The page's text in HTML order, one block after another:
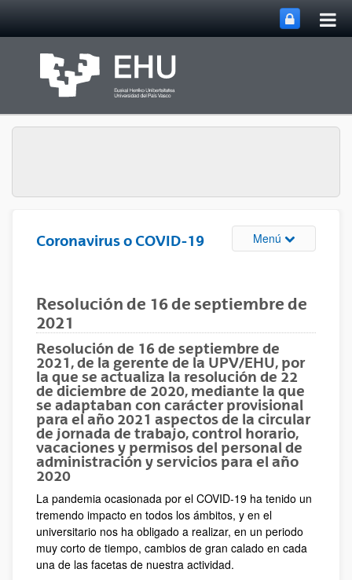
Coronavirus o COVID-19 Menú Abrir/cerrar
Resolución de 16 de septiembre de
2021
Resolución de 16 de septiembre de
2021, de la gerente de la UPV/EHU, por
la que se actualiza la resolución de 22
de diciembre de 2020, mediante la que
se adaptaban con carácter provisional
para el año 2021 aspectos de la circular
de jornada de trabajo, control horario,
vacaciones y permisos del personal de
administración y servicios para el año
2020
La pandemia ocasionada por el COVID-19 ha tenido un
tremendo impacto en todos los ámbitos, y en el
universitario nos ha obligado a realizar, en un periodo
muy corto de tiempo, cambios de gran calado en cada
una de las facetas de nuestra actividad.